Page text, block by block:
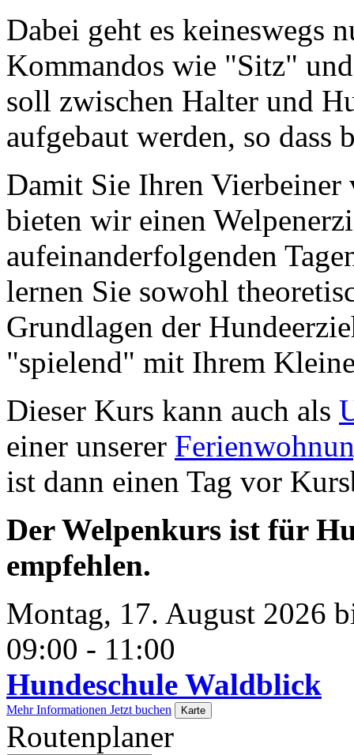
Dabei geht es keineswegs
Kommandos wie "Sitz"
soll zwischen Halter und
aufgebaut werden, so dass
Damit Sie Ihren
bieten wir einen
aufeinanderfolgenden
lernen Sie sowohl
Grundlagen der
"spielend" mit Ihrem
Dieser Kurs kann auch als
einer unserer
ist dann einen Tag vor
Der Welpenkurs ist für
empfehlen.
Montag, 17. August 2026
09:00 - 11:00
Hundeschule Waldblick
Mehr Informationen Jetzt buchen Karte
Routenplaner